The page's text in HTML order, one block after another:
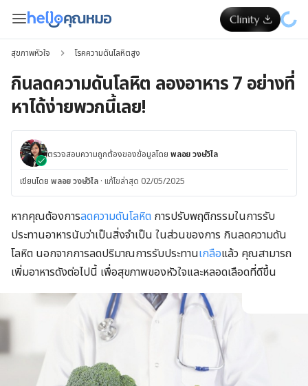
สุขภาพหัวใจ โรคความดันโลหิตสูง
กินลดความดันโลหิต ลองอาหาร 7 อย่างที่
หาได้ง่ายพวกนี้เลย!
ตรวจสอบความถูกต้องของข้อมูลโดย พลอย วงษ์วิไล
เขียนโดย พลอย วงษ์วิไล · แก้ไขล่าสุด 02/05/2025
หากคุณต้องการลดความดันโลหิต การปรับพฤติกรรมในการรับ
ประทานอาหารนับว่าเป็นสิ่งจำเป็น ในส่วนของการ กินลดความดัน
โลหิต นอกจากการลดปริมาณการรับประทานเกลือแล้ว คุณสามารถ
เพิ่มอาหารดังต่อไปนี้ เพื่อสุขภาพของหัวใจและหลอดเลือดที่ดีขึ้น